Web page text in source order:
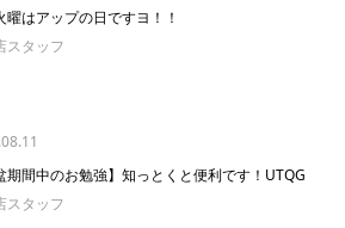
曜はアップの日ですヨ！！
スタッフ
期間中のお勉強】知っとくと便利です！UTQG
スタッフ